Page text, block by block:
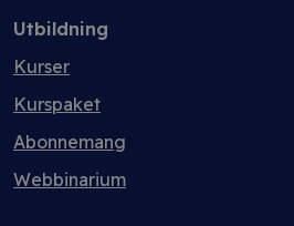
Utbildning
Kurser
Kurspaket
Abonnemang
Webbinarium